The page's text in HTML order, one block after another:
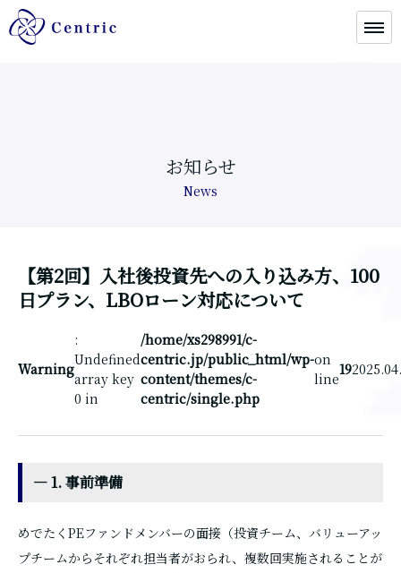
お知らせ
News
【第2回】入社後投資先への入り込み方、100
日プラン、LBOローン対応について
Warning
:
Undefined
array key
0 in
/home/xs298991/c-
centric.jp/public_html/wp-
content/themes/c-
centric/single.php
on
line
19
― 1. 事前準備
めでたくPEファンドメンバーの面接（投資チーム、バリューアッ
プチームからそれぞれ担当者がおられ、複数回実施されることが